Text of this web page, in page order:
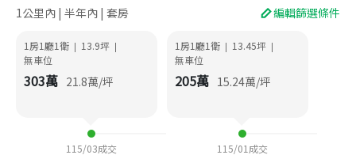
1公里內 | 半年內 | 套房 編輯篩選條件
1房1廳1衛 | 13.9坪 |
無車位
303萬 21.8萬/坪
115/03成交
1房1廳1衛 | 13.45坪 |
無車位
205萬 15.24萬/坪
115/01 成交